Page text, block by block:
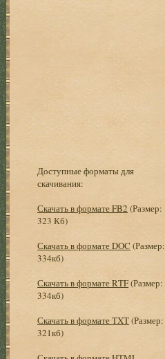
Доступные форматы для
скачивания:
Скачать в формате FB2 (Размер:
323 Кб)
Скачать в формате DOC (Размер:
334кб)
Скачать в формате RTF(Размер:
334кб)
Скачать в формате TXT(Размер:
321кб)